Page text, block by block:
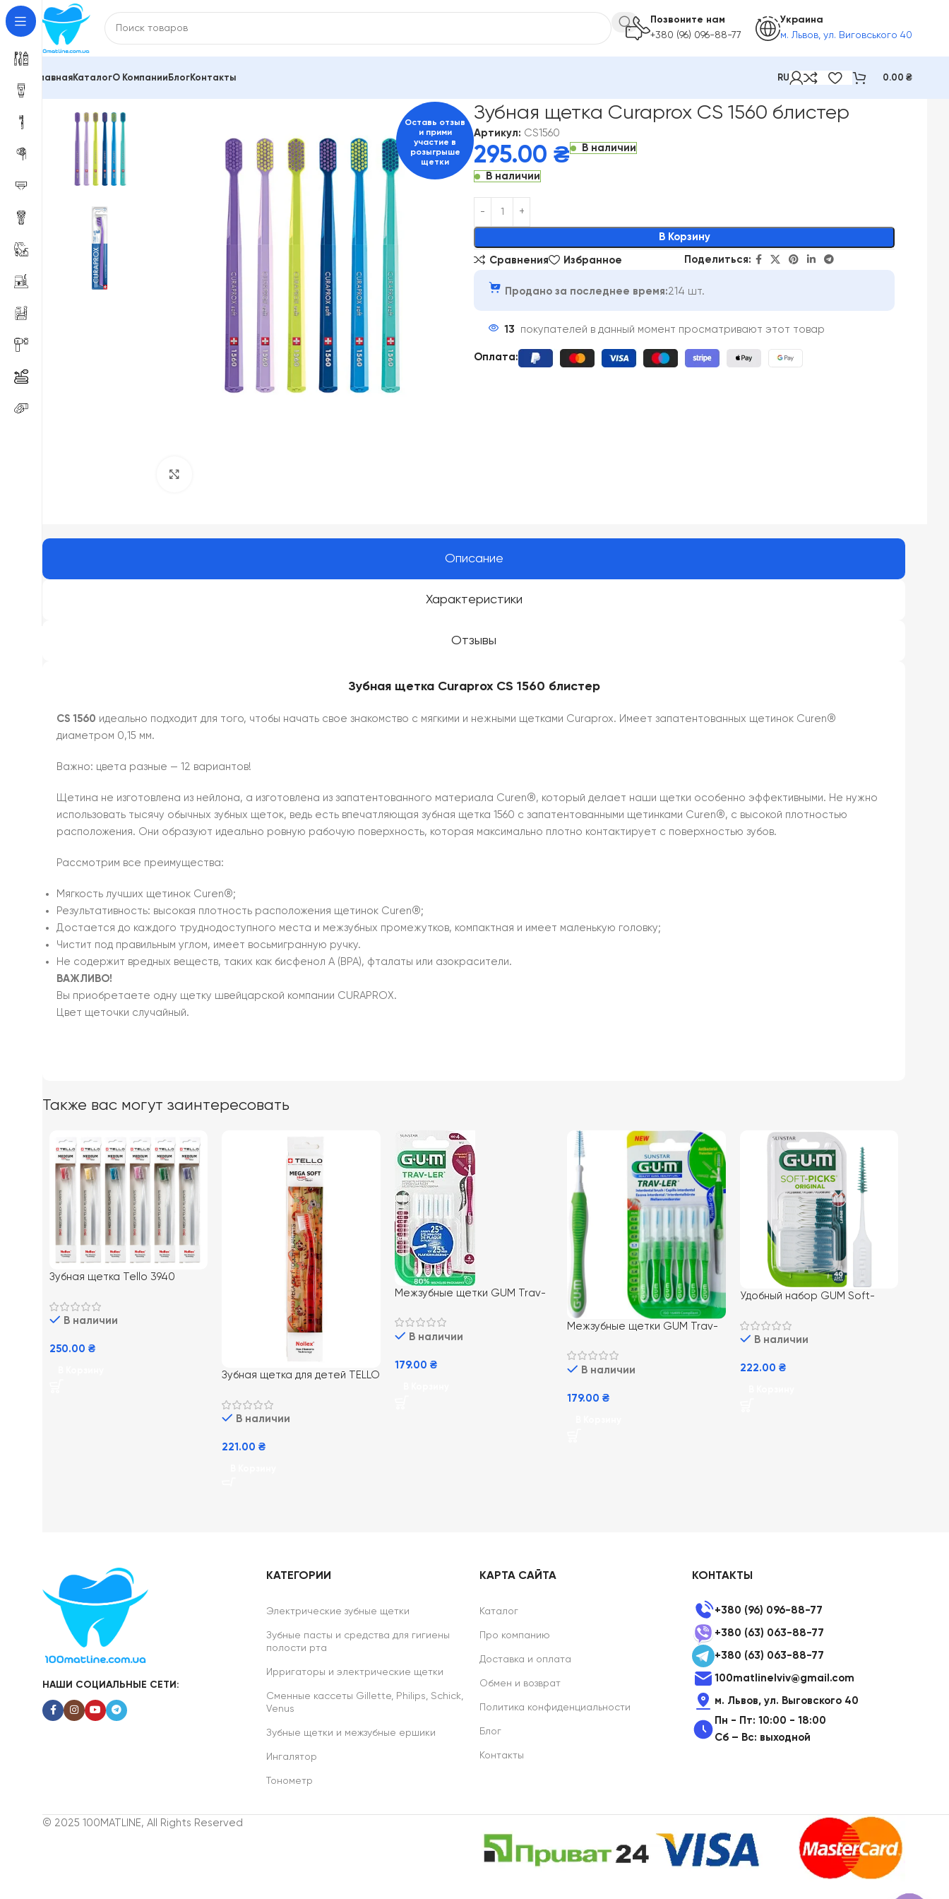
Позвоните нам
+380 (96) 096-88-77
Украина
м. Львов, ул. Виговського 40
ГлавнаяКаталогО Компании БлогКонтакты RU 0.00 ₴
Оставь отзыв
и прими
участие в
розыгрыше
щетки
Зубная щетка Curaprox CS 1560 блистер
Артикул: CS1560
295.00 ₴ В наличии
В наличии
В Корзину
Alternative:
Сравнения Избранное Поделиться:
Продано за последнее время:214 шт.
13 покупателей в данный момент просматривают этот товар
Оплата:
Описание
Характеристики
Отзывы
Зубная щетка Curaprox CS 1560 блистер
CS 1560 идеально подходит для того, чтобы начать свое знакомство с мягкими и нежными щетками Curaprox. Имеет запатентованных щетинок Curen®
диаметром 0,15 мм.
Важно: цвета разные — 12 вариантов!
Щетина не изготовлена из нейлона, а изготовлена из запатентованного материала Curen®, который делает наши щетки особенно эффективными. Не нужно
использовать тысячу обычных зубных щеток, ведь есть впечатляющая зубная щетка 1560 с запатентованными щетинками Curen®, с высокой плотностью
расположения. Они образуют идеально ровную рабочую поверхность, которая максимально плотно контактирует с поверхностью зубов.
Рассмотрим все преимущества:
Мягкость лучших щетинок Curen®;
Результативность: высокая плотность расположения щетинок Curen®;
Достается до каждого труднодоступного места и межзубных промежутков, компактная и имеет маленькую головку;
Чистит под правильным углом, имеет восьмигранную ручку.
Не содержит вредных веществ, таких как бисфенол А (BPA), фталаты или азокрасители.
ВАЖЛИВО!
Вы приобретаете одну щетку швейцарской компании CURAPROX.
Цвет щеточки случайный.
Также вас могут заинтересовать
Зубная щетка Tello 3940
blister
В наличии
250.00 ₴
Зубная щетка для детей TELLO
щетиной (0-5 лет)
В наличии
221.00₴
Межзубные щетки GUM Trav-
очищения и заботы о деснах
4штВ наличии
179.00 ₴
Межзубные щетки GUM Trav-
эффективной гигиены полости
ртаВ наличии
179.00₴
Удобный набор GUM Soft-
ежедневного ухода за зубами
В наличии
222.00 ₴
НАШИ СОЦИАЛЬНЫЕ СЕТИ:
КАТЕГОРИИ
Электрические зубные щетки
Зубные пасты и средства для гигиены
полости рта
Ирригаторы и электрические щетки
Сменные кассеты Gillette, Philips, Schick,
Venus
Зубные щетки и межзубные ершики
Ингалятор
Тонометр
КАРТА САЙТА
Каталог
Про компанию
Доставка и оплата
Обмен и возврат
Политика конфиденциальности
Блог
Контакты
КОНТАКТЫ
+380 (96) 096-88-77
+380 (63) 063-88-77
+380 (63) 063-88-77
100matlinelviv@gmail.com
м. Львов, ул. Выговского 40
Пн - Пт: 10:00 - 18:00
Сб – Вс: выходной
© 2025 100MATLINE, All Rights Reserved